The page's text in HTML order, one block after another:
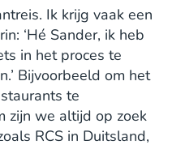
Ik krijg vaak een
‘Hé Sander, ik heb
in het proces te
Bijvoorbeeld om het
te
zijn we altijd op zoek
RCS in Duitsland,